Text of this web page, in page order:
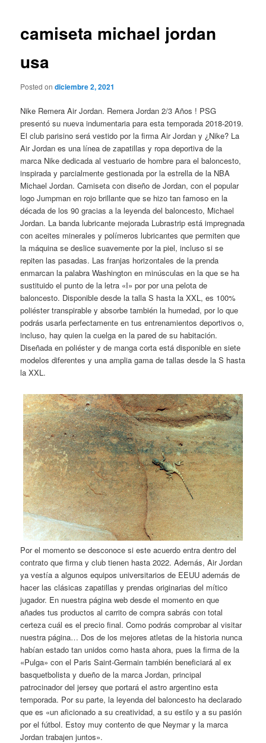
camiseta michael jordan
usa
Posted ondiciembre 2, 2021
Nike Remera Air Jordan. Remera Jordan 2/3 Años ! PSG
presentó su nueva indumentaria para esta temporada 2018-2019.
El club parisino será vestido por la firma Air Jordan y ¿Nike? La
Air Jordan es una línea de zapatillas y ropa deportiva de la
marca Nike dedicada al vestuario de hombre para el baloncesto,
inspirada y parcialmente gestionada por la estrella de la NBA
Michael Jordan. Camiseta con diseño de Jordan, con el popular
logo Jumpman en rojo brillante que se hizo tan famoso en la
década de los 90 gracias a la leyenda del baloncesto, Michael
Jordan. La banda lubricante mejorada Lubrastrip está impregnada
con aceites minerales y polímeros lubricantes que permiten que
la máquina se deslice suavemente por la piel, incluso si se
repiten las pasadas. Las franjas horizontales de la prenda
enmarcan la palabra Washington en minúsculas en la que se ha
sustituido el punto de la letra «I» por por una pelota de
baloncesto. Disponible desde la talla S hasta la XXL, es 100%
poliéster transpirable y absorbe también la humedad, por lo que
podrás usarla perfectamente en tus entrenamientos deportivos o,
incluso, hay quien la cuelga en la pared de su habitación.
Diseñada en poliéster y de manga corta está disponible en siete
modelos diferentes y una amplia gama de tallas desde la S hasta
la XXL.
Por el momento se desconoce si este acuerdo entra dentro del
contrato que firma y club tienen hasta 2022. Además, Air Jordan
ya vestía a algunos equipos universitarios de EEUU además de
hacer las clásicas zapatillas y prendas originarias del mítico
jugador. En nuestra página web desde el momento en que
añades tus productos al carrito de compra sabrás con total
certeza cuál es el precio final. Como podrás comprobar al visitar
nuestra página… Dos de los mejores atletas de la historia nunca
habían estado tan unidos como hasta ahora, pues la firma de la
«Pulga» con el Paris Saint-Germain también beneficiará al ex
basquetbolista y dueño de la marca Jordan, principal
patrocinador del jersey que portará el astro argentino esta
temporada. Por su parte, la leyenda del baloncesto ha declarado
que es «un aficionado a su creatividad, a su estilo y a su pasión
por el fútbol. Estoy muy contento de que Neymar y la marca
Jordan trabajen juntos».